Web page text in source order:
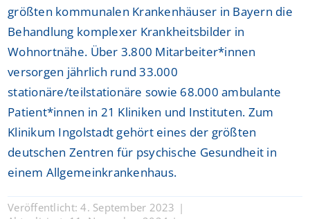
größten kommunalen Krankenhäuser in Bayern die
Behandlung komplexer Krankheitsbilder in
Wohnortnähe. Über 3.800 Mitarbeiter*innen
versorgen jährlich rund 33.000
stationäre/teilstationäre sowie 68.000 ambulante
Patient*innen in 21 Kliniken und Instituten. Zum
Klinikum Ingolstadt gehört eines der größten
deutschen Zentren für psychische Gesundheit in
einem Allgemeinkrankenhaus.
Veröffentlicht: 4. September 2023 |